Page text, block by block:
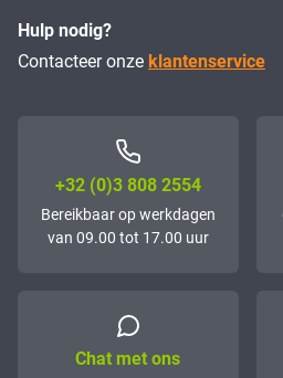
Hulp nodig?
Contacteer onze klantenservice
+32 (0)3 808 2554
Bereikbaar op werkdagen
van 09.00 tot 17.00 uur
Chat met ons